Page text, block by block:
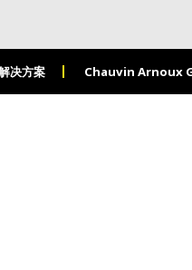
决方案 Chauvin Arnoux